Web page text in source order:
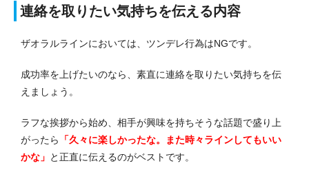
連絡を取りたい気持ちを伝える内容
ザオラルラインにおいては、ツンデレ行為はNGです。
成功率を上げたいのなら、素直に連絡を取りたい気持ちを伝
えましょう。
ラフな挨拶から始め、相手が興味を持ちそうな話題で盛り上
がったら
「久々に楽しかったな。また時々ラインしてもいい
かな」 と正直に伝えるのがベストです。